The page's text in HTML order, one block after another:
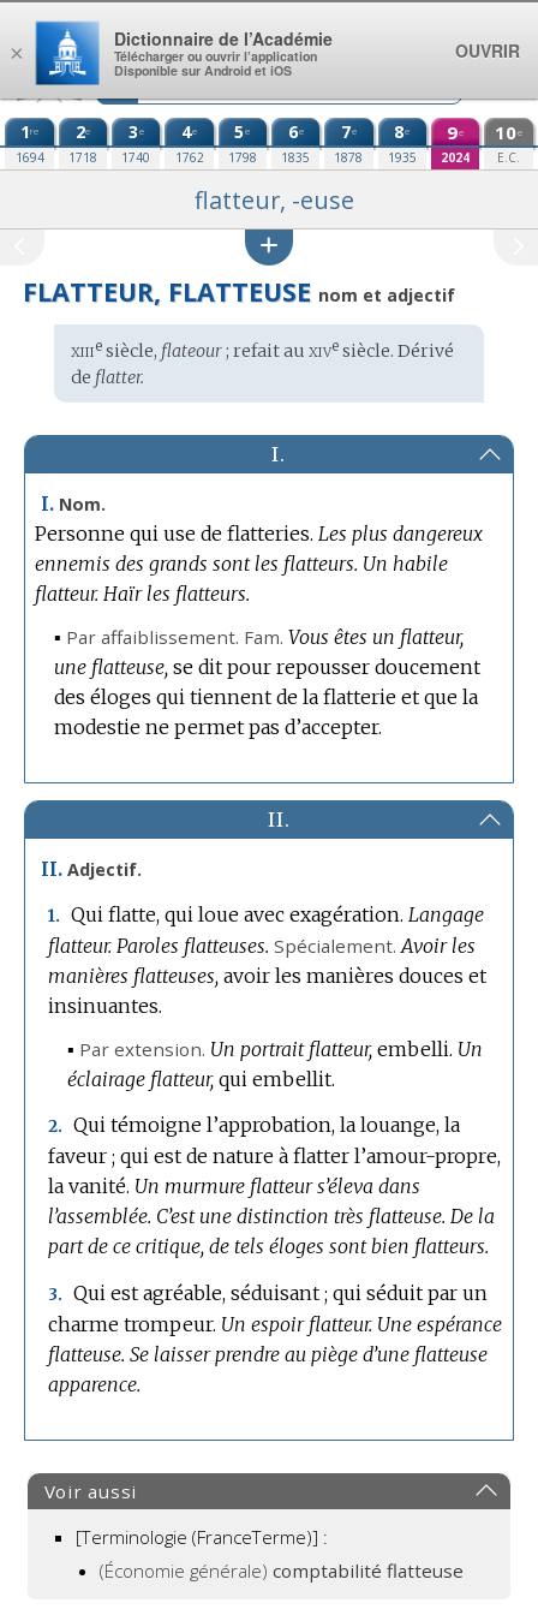
Aller au contenu
1re
1694
2e
1718
3e
1740
4e
1762
5e
1798
6e
1835
7e
1878
8e
1935
9e
2024
10e
E.C.
flatteur, -euse
FLATTEUR, FLATTEUSE nom et adjectif
Étymologie
:
xiiiesiècle, flateour; refait au xivesiècle. Dérivé
de flatter.
I.
I. Nom.
Personne qui use de flatteries. Les plus dangereux
ennemis des grands sont les flatteurs. Un habile
flatteur. Haïr les flatteurs.
▪ Par affaiblissement. Fam. Vous êtes un flatteur,
une flatteuse, se dit pour repousser doucement
des éloges qui tiennent de la flatterie et que la
modestie ne permet pas d’accepter.
II.
II. Adjectif.
1. Qui flatte, qui loue avec exagération. Langage
flatteur. Paroles flatteuses. Spécialement. Avoir les
manières flatteuses, avoir les manières douces et
insinuantes.
▪ Par extension. Un portrait flatteur, embelli. Un
éclairage flatteur, qui embellit.
2. Qui témoigne l’approbation, la louange, la
faveur ; qui est de nature à flatter l’amour-propre,
la vanité. Un murmure flatteur s’éleva dans
l’assemblée. C’est une distinction très flatteuse. De la
part de ce critique, de tels éloges sont bien flatteurs.
3. Qui est agréable, séduisant ; qui séduit par un
charme trompeur. Un espoir flatteur. Une espérance
flatteuse. Se laisser prendre au piège d’une flatteuse
apparence.
Voir aussi
[Terminologie (FranceTerme)] :
(Économie générale)comptabilité flatteuse
×
Dictionnaire de l’Académie
Télécharger ou ouvrir l’application
Disponible sur Android et iOS
OUVRIR